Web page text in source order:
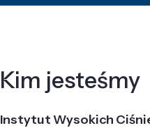
Kim jesteśmy
Instytut Wysokich